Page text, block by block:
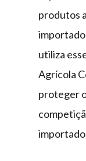
produtos
utiliza
Agrícola
proteger